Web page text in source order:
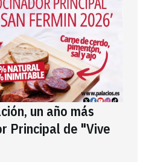
un año más
Principal de "Vive